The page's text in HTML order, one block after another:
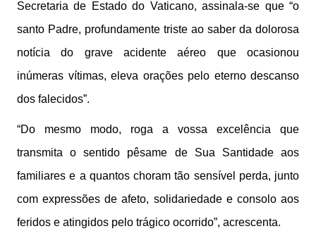
Secretaria de Estado do Vaticano, assinala-se que “o
santo Padre, profundamente triste ao saber da dolorosa
notícia do grave acidente aéreo que ocasionou
inúmeras vítimas, eleva orações pelo eterno descanso
dos falecidos”.
“Do mesmo modo, roga a vossa excelência que
transmita o sentido pêsame de Sua Santidade aos
familiares e a quantos choram tão sensível perda, junto
com expressões de afeto, solidariedade e consolo aos
feridos e atingidos pelo trágico ocorrido”, acrescenta.